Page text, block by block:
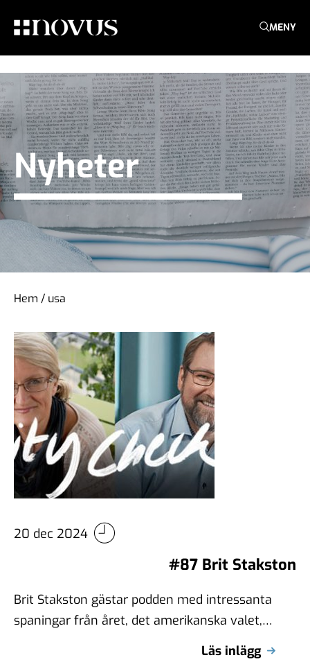
MENY
Nyheter
Hem / usa
20 dec 2024
#87 Brit Stakston
Brit Stakston gästar podden med intressanta
spaningar från året, det amerikanska valet,
Läs inlägg